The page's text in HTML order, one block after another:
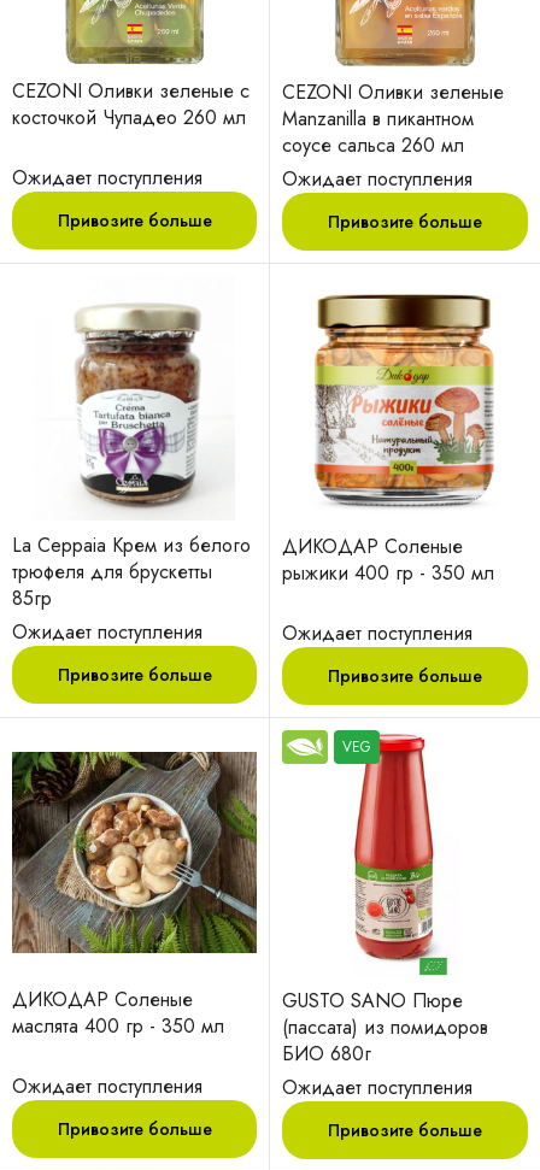
CEZONI Оливки зеленые с
косточкой Чупадео 260 мл
Ожидает поступления
Привозите больше
CEZONI Оливки зеленые
Manzanilla в пикантном
соусе сальса 260 мл
Ожидает поступления
Привозите больше
La Ceppaia Крем из белого
трюфеля для брускетты
85гр
Ожидает поступления
Привозите больше
ДИКОДАР Соленые
рыжики 400 гр - 350 мл
Ожидает поступления
Привозите больше
ДИКОДАР Соленые
маслята 400 гр - 350 мл
Ожидает поступления
Привозите больше
VEG
GUSTO SANO Пюре
(пассата) из помидоров
БИО 680г
Ожидает поступления
Привозите больше